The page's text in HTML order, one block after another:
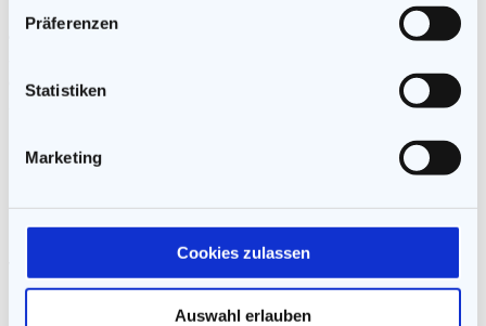
Präferenzen
Statistiken
Marketing
Cookies zulassen
Auswahl erlauben
können. Sie sollten zu Ihren Überzeugungen stehen können,
ansonsten wird der Narzisst durch subtile Manipulation Ihr
einen einfachen Test machen, um Ihr eigenes
Bitte gehen Sie mit dem Bewusstsein an diesen Test, dass er
niemals umfassend genug sein kann, um Ihr individuelles
vorgegeben werden, die Sie für sich selbst überprüfen müssen.
Beantworten Sie die folgenden 15 Fragen so gewissenhaft wie